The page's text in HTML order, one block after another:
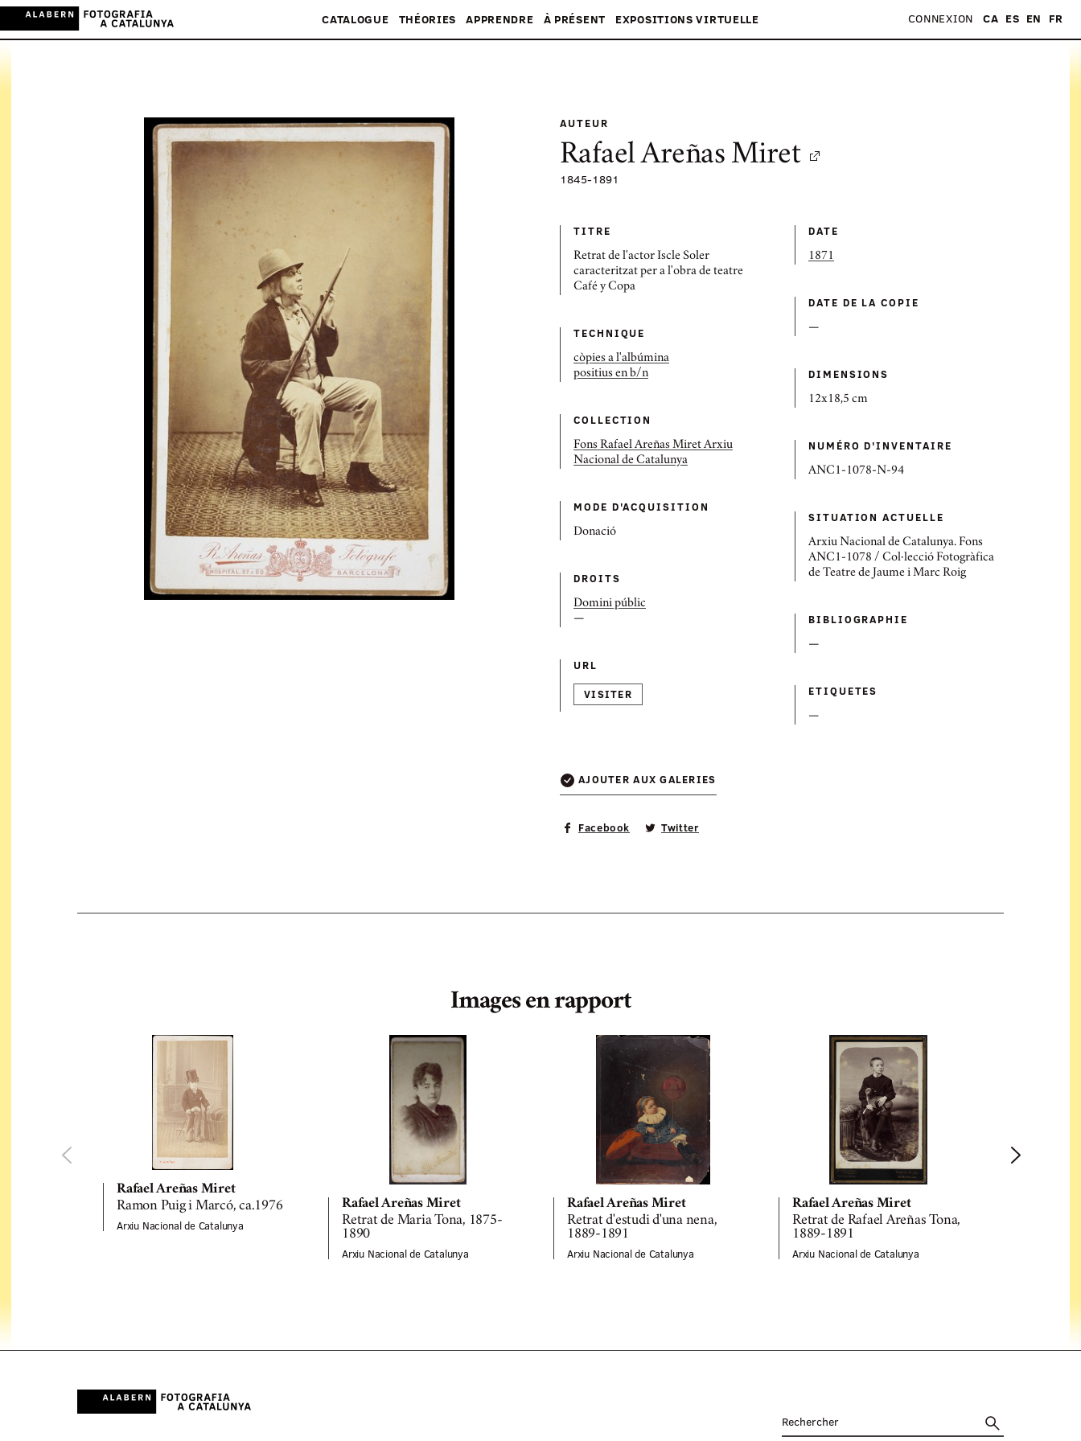
CATALOGUE THÉORIES APPRENDRE À PRÉSENT EXPOSITIONS VIRTUELLE CONNEXION CA ES EN FR
AUTEUR
Rafael Areñas Miret
1845-1891
TITRE
Retrat de l'actor Iscle Soler
caracteritzat per a l'obra de teatre
Café y Copa
DATE
1871
DATE DE LA COPIE
—
TECHNIQUE
còpies a l'albúmina
positius en b/n
DIMENSIONS
12x18,5 cm
COLLECTION
Fons Rafael Areñas Miret Arxiu
Nacional de Catalunya
NUMÉRO D'INVENTAIRE
ANC1-1078-N-94
MODE D'ACQUISITION
Donació
SITUATION ACTUELLE
Arxiu Nacional de Catalunya. Fons
ANC1-1078 / Col·lecció Fotogràfica
de Teatre de Jaume i Marc Roig
DROITS
Domini públic
—
BIBLIOGRAPHIE
—
URL
VISITER
ETIQUETES
—
AJOUTER AUX GALERIES
Facebook Twitter
Images en rapport
Rafael Areñas Miret
Ramon Puig i Marcó, ca.1976
Arxiu Nacional de Catalunya
Rafael Areñas Miret
Retrat de Maria Tona, 1875-
1890
Arxiu Nacional de Catalunya
Rafael Areñas Miret
Retrat d'estudi d'una nena,
1889-1891
Arxiu Nacional de Catalunya
Rafael Areñas Miret
Retrat de Rafael Areñas Tona,
1889-1891
Arxiu Nacional de Catalunya